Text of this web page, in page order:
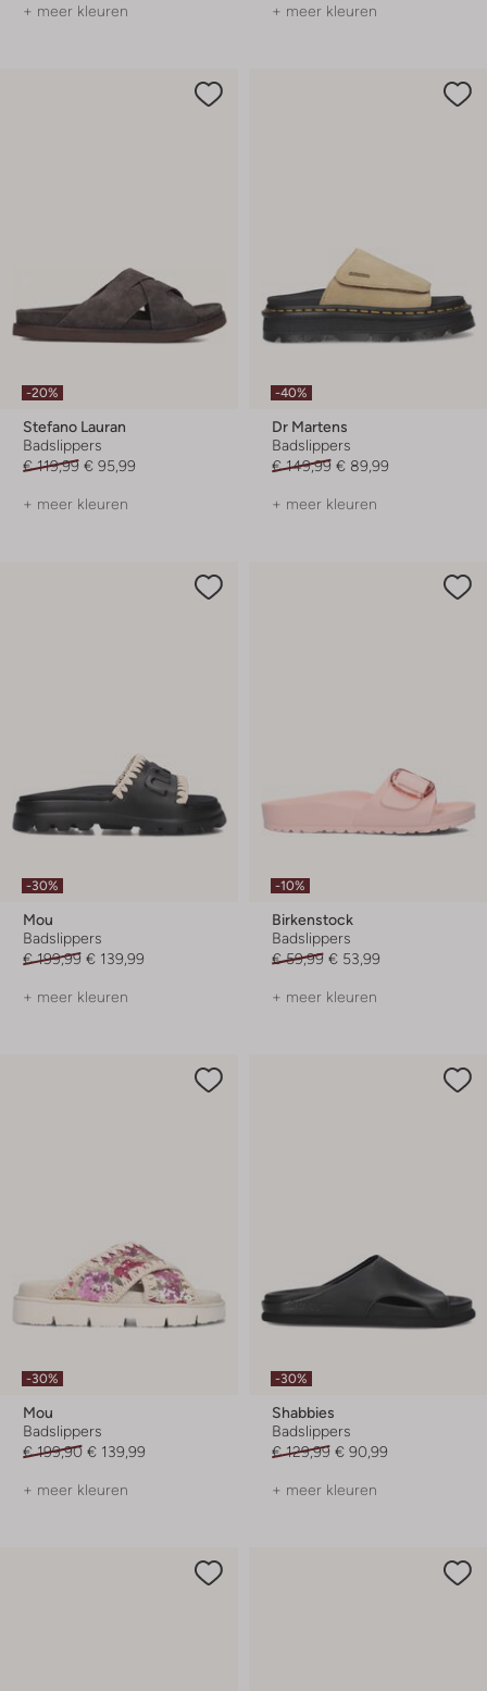
+ meer kleuren + meer kleuren
-20%
Stefano Lauran
Badslippers
€ 119,99 € 95,99
+ meer kleuren
-40%
Dr Martens
Badslippers
€ 149,99 € 89,99
+ meer kleuren
-30%
Mou
Badslippers
€ 199,99 € 139,99
+ meer kleuren
-10%
Birkenstock
Badslippers
€ 59,99 € 53,99
+ meer kleuren
-30%
Mou
Badslippers
€ 199,90 € 139,99
+ meer kleuren
-30%
Shabbies
Badslippers
€ 129,99 € 90,99
+ meer kleuren